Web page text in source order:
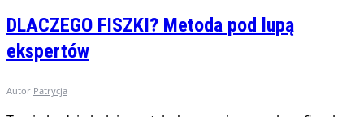
DLACZEGO FISZKI? Metoda pod lupą
ekspertów
Autor Patrycja